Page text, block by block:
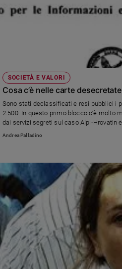
Chi
siamo
Contatti
Registrati
Redazione
Social
SOCIETÀ E VALORI
Cosa c’è nelle carte desecretate
Sono stati declassificati e resi pubblici i
2.500. In questo primo blocco c’è molto
dai servizi segreti sul caso Alpi-Hrovatin
che si tratta.
Andrea Palladino